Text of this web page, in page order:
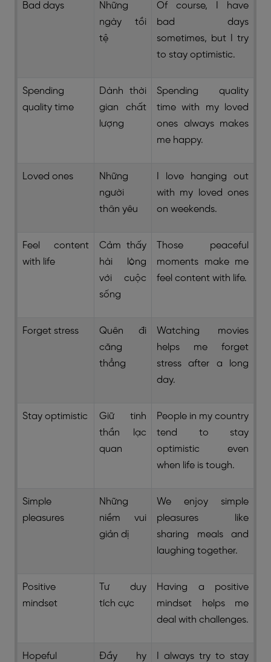
Bad days
Những
ngày tồi
tệ
Of course, I have
bad days
sometimes, but I try
to stay optimistic.
Spending
quality time
Dành thời
gian chất
lượng
Spending quality
time with my loved
ones always makes
me happy.
Loved ones
Những
người
thân yêu
I love hanging out
with my loved ones
on weekends.
Feel content
with life
Cảm thấy
hài lòng
với cuộc
sống
Those peaceful
moments make me
feel content with life.
Forget stress
Quên đi
căng
thẳng
Watching movies
helps me forget
stress after a long
day.
Stay optimistic
Giữ tinh
thần lạc
quan
People in my country
tend to stay
optimistic even
when life is tough.
Simple
pleasures
Những
niềm vui
giản dị
We enjoy simple
pleasures like
sharing meals and
laughing together.
Positive
mindset
Tư duy
tích cực
Having a positive
mindset helps me
deal with challenges.
Hopeful
Đầy hy
I always try to stay